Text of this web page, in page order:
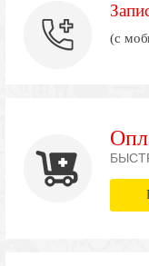
(с